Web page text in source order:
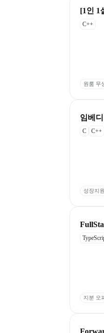
[1인 1
C++
원룸 무
임베
C
C++
성장지원
지분 오